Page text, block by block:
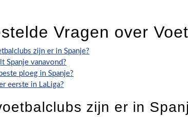
Vragen over
zijn er in Spanje?
Spanje vanavond?
ploeg in Spanje?
eerste in LaLiga?
zijn er in